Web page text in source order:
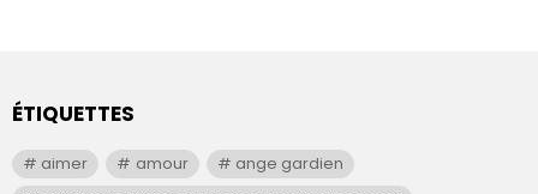
ÉTIQUETTES
aimer amour
ange gardien